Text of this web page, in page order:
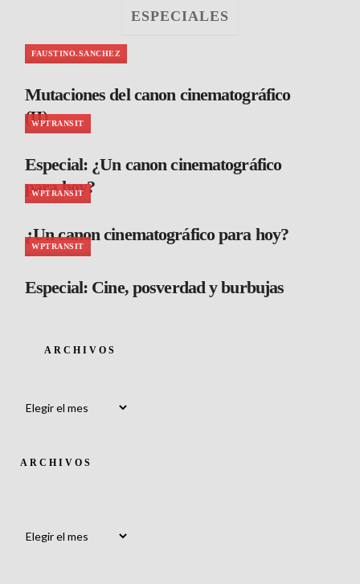
ESPECIALES
FAUSTINO.SANCHEZ
Mutaciones del canon cinematográfico
(II)
WPTRANSIT
Especial: ¿Un canon cinematográfico
para hoy?
WPTRANSIT
¿Un canon cinematográfico para hoy?
WPTRANSIT
Especial: Cine, posverdad y burbujas
ARCHIVOS
ARCHIVOS